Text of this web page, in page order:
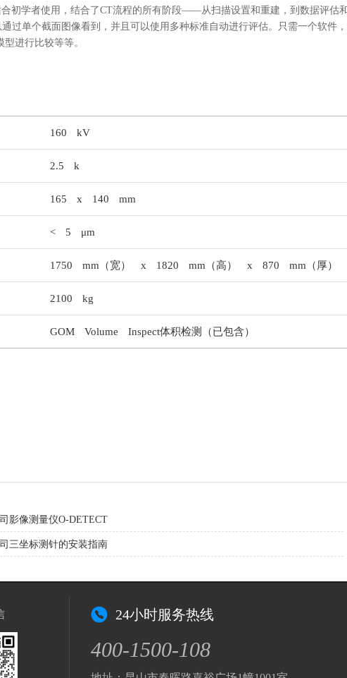
学者使用，结合了CT流程的所有阶段——从扫描设置和重建，到数据评估
单个截面图像看到，并且可以使用多种标准自动进行评估。只需一个软件，
进行比较等等。
160 kV
2.5 k
165 x 140 mm
< 5 μm
1750 mm（宽） x 1820 mm（高） x 870 mm（厚）
2100 kg
GOM Volume Inspect体积检测（已包含）
影像测量仪O-DETECT
三坐标测针的安装指南
24小时服务热线
400-1500-108